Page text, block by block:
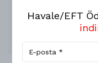
Ürün Açıklaması
Ürünlerimiz A kalite
Hijyen gereği iade ve
Havale/EFT